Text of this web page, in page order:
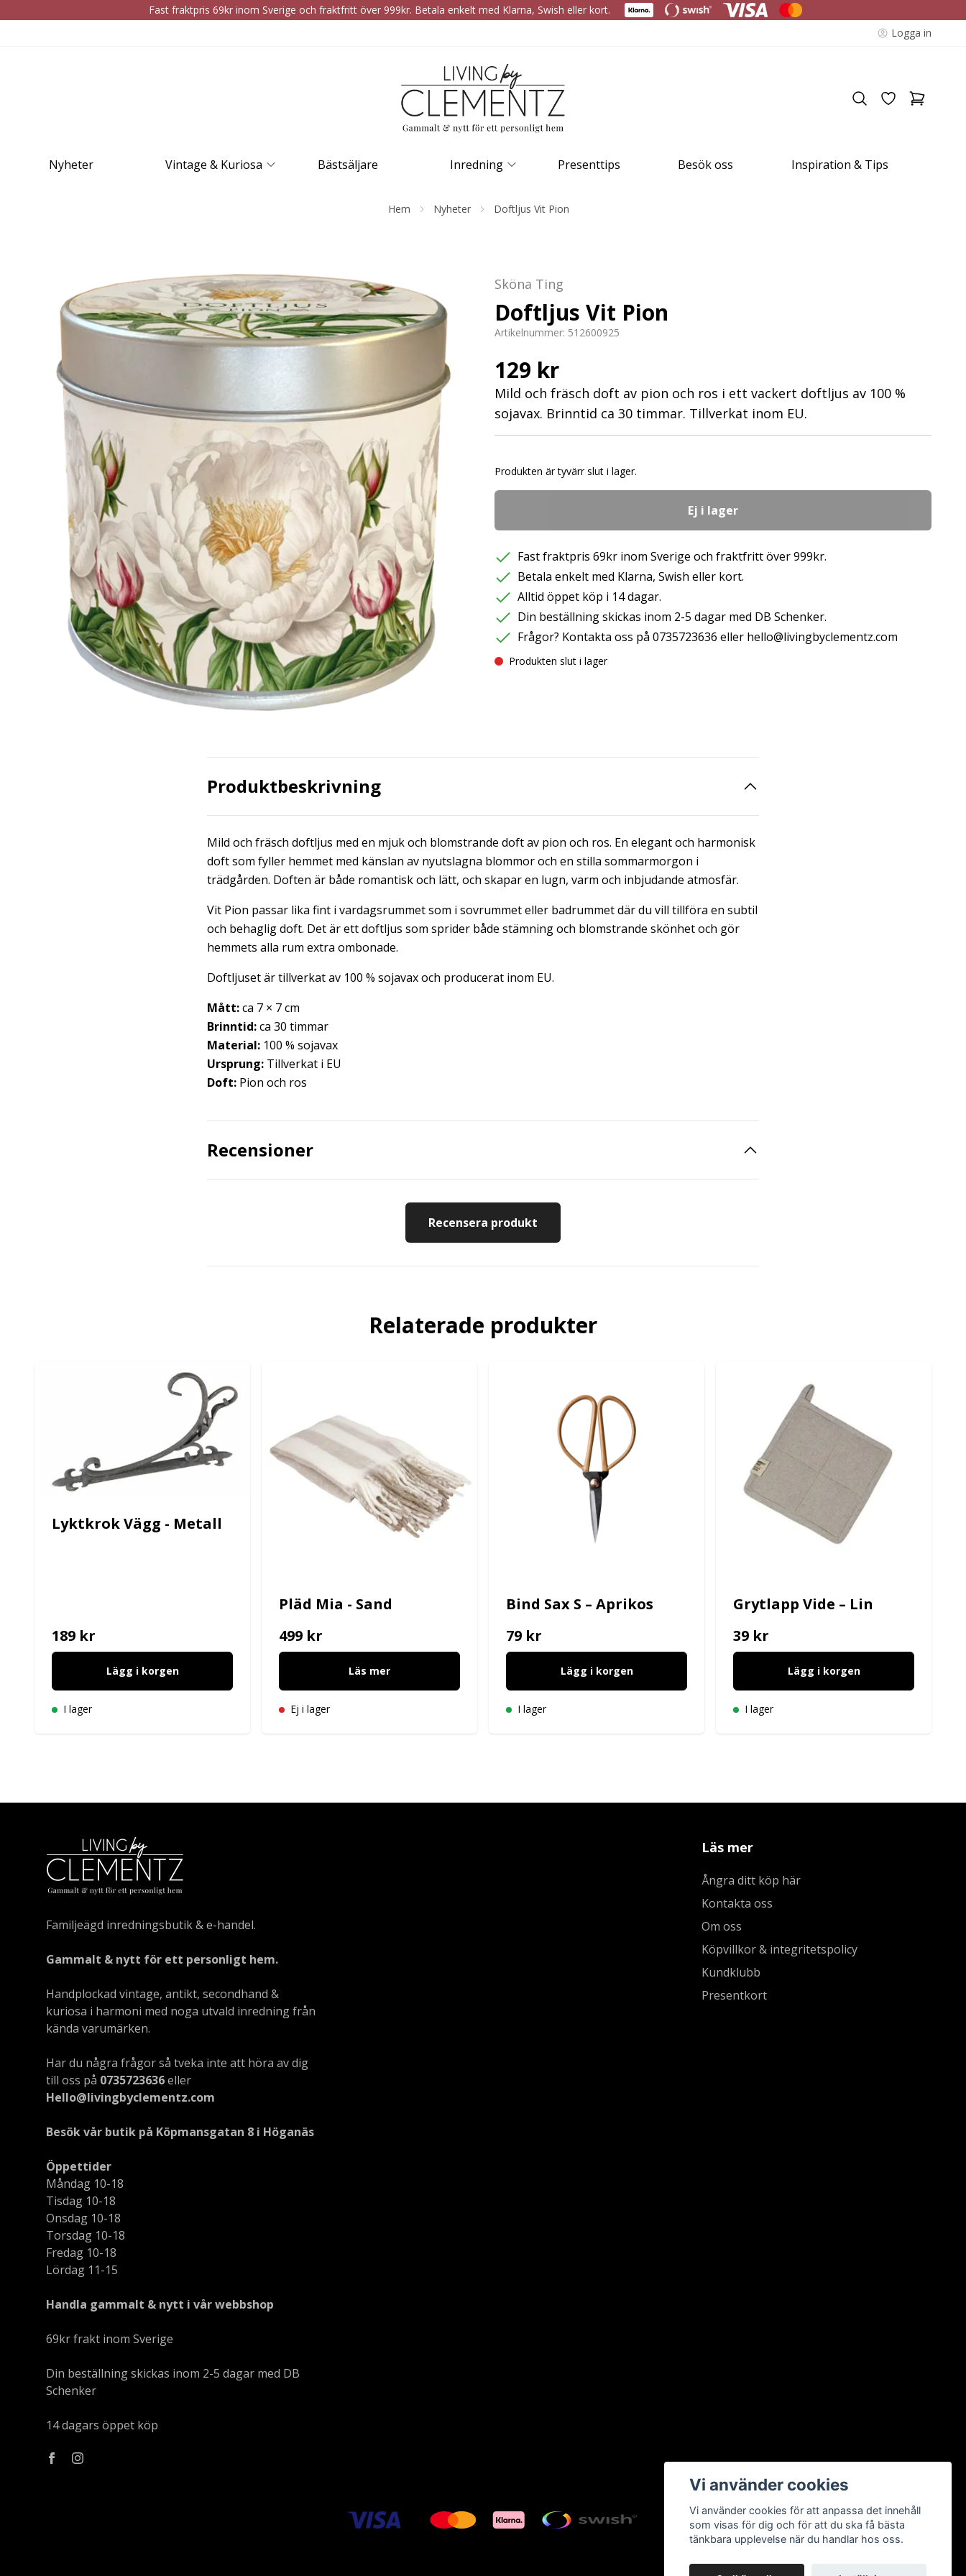
Fast fraktpris 69kr inom Sverige och fraktfritt över 999kr. Betala enkelt med Klarna, Swish eller kort.
Logga in
Nyheter Vintage & Kuriosa Bästsäljare Inredning Presenttips Besök oss Inspiration & Tips
Hem Nyheter Doftljus Vit Pion
Sköna Ting
Doftljus Vit Pion
Artikelnummer: 512600925
129 kr
Mild och fräsch doft av pion och ros i ett vackert doftljus av 100 %
sojavax. Brinntid ca 30 timmar. Tillverkat inom EU.
Produkten är tyvärr slut i lager.
Ej i lager
Fast fraktpris 69kr inom Sverige och fraktfritt över 999kr.
Betala enkelt med Klarna, Swish eller kort.
Alltid öppet köp i 14 dagar.
Din beställning skickas inom 2-5 dagar med DB Schenker.
Frågor? Kontakta oss på 0735723636 eller hello@livingbyclementz.com
Produkten slut i lager
Produktbeskrivning
Mild och fräsch doftljus med en mjuk och blomstrande doft av pion och ros. En elegant och harmonisk
doft som fyller hemmet med känslan av nyutslagna blommor och en stilla sommarmorgon i
trädgården. Doften är både romantisk och lätt, och skapar en lugn, varm och inbjudande atmosfär.
Vit Pion passar lika fint i vardagsrummet som i sovrummet eller badrummet där du vill tillföra en subtil
och behaglig doft. Det är ett doftljus som sprider både stämning och blomstrande skönhet och gör
hemmets alla rum extra ombonade.
Doftljuset är tillverkat av 100 % sojavax och producerat inom EU.
Mått:ca 7 × 7 cm
Brinntid:ca 30 timmar
Material: 100 % sojavax
Ursprung: Tillverkat i EU
Doft: Pion och ros
Recensioner
Recensera produkt
Relaterade produkter
Lyktkrok Vägg - Metall
189 kr
Lägg i korgen
I lager
Pläd Mia - Sand
499 kr
Läs mer
Ej i lager
Bind Sax S – Aprikos
79 kr
Lägg i korgen
I lager
Grytlapp Vide – Lin
39 kr
Lägg i korgen
I lager
Familjeägd inredningsbutik & e-handel.
Gammalt & nytt för ett personligt hem.
Handplockad vintage, antikt, secondhand &
kuriosa i harmoni med noga utvald inredning från
kända varumärken.
Har du några frågor så tveka inte att höra av dig
till oss på 0735723636eller
Hello@livingbyclementz.com
Besök vår butik på Köpmansgatan 8 i Höganäs
Öppettider
Måndag 10-18
Tisdag 10-18
Onsdag 10-18
Torsdag 10-18
Fredag 10-18
Lördag 11-15
Handla gammalt & nytt i vår webbshop
69kr frakt inom Sverige
Din beställning skickas inom 2-5 dagar med DB
Schenker
14 dagars öppet köp
Läs mer
Ångra ditt köp här
Kontakta oss
Om oss
Köpvillkor & integritetspolicy
Kundklubb
Presentkort
Vi använder cookies
Vi använder cookies för att anpassa det innehåll
som visas för dig och för att du ska få bästa
tänkbara upplevelse när du handlar hos oss.